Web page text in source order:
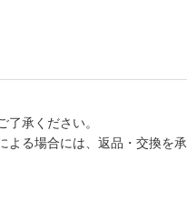
承ください。
よる場合には、返品・交換を